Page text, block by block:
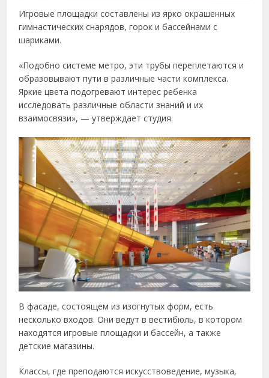
Игровые площадки составлены из ярко окрашенных
гимнастических снарядов, горок и бассейнами с
шариками.
«Подобно системе метро, эти трубы переплетаются и
образовывают пути в различные части комплекса.
Яркие цвета подогревают интерес ребенка
исследовать различные области знаний и их
взаимосвязи», — утверждает студия.
В фасаде, состоящем из изогнутых форм, есть
несколько входов. Они ведут в вестибюль, в котором
находятся игровые площадки и бассейн, а также
детские магазины.
Классы, где преподаются искусствоведение, музыка,